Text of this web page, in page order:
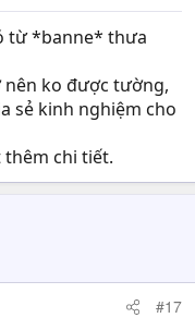
từ *banne* thưa
nên ko được tường,
sẻ kinh nghiệm cho
thêm chi tiết.
#17